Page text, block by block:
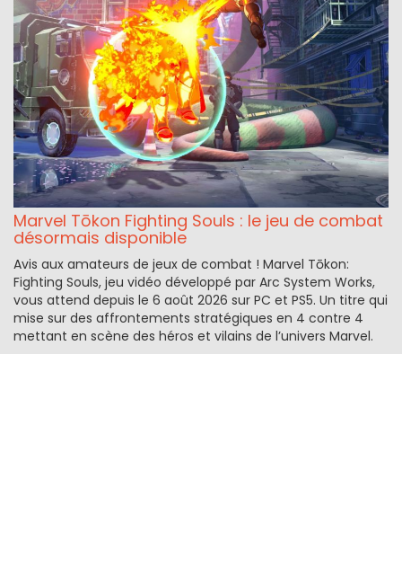
Marvel Tōkon Fighting Souls : le jeu de combat
désormais disponible
Avis aux amateurs de jeux de combat ! Marvel Tōkon:
Fighting Souls, jeu vidéo développé par Arc System Works,
vous attend depuis le 6 août 2026 sur PC et PS5. Un titre qui
mise sur des affrontements stratégiques en 4 contre 4
mettant en scène des héros et vilains de l’univers Marvel.